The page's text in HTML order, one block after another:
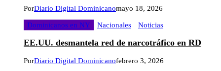
PorDiario Digital Dominicanomayo 18, 2026
Dominicanos en NY Nacionales Noticias
EE.UU. desmantela red de narcotráfico en RD
PorDiario Digital Dominicanofebrero 3, 2026